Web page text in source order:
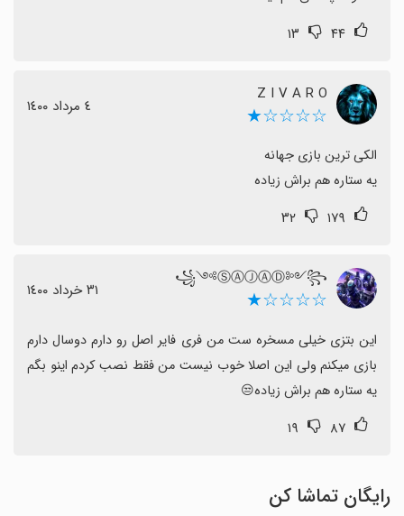
۴۴ ۱۳
Z I V A R O
☆☆☆☆★ ٤ مرداد ١٤٠٠
یه ستاره هم براش زیاده
۱۷۹ ۳۲
꧁༺ⓈⒶⒿⒶⒹ༻꧂
☆☆☆☆★ ٣١ خرداد ١٤٠٠
یه ستاره هم براش زیاده😒
۸۷ ۱۹
رایگان تماشا کن